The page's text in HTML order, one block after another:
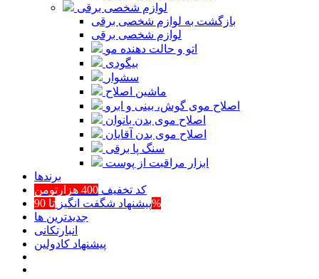
لوازم شخصی برقی
بازگشت به لوازم شخصی برقی
لوازم شخصی برقی
اتو و حالت دهنده مو
بیگودی
سشوار
ماشین اصلاح
اصلاح موی گوش، بینی و ابرو
اصلاح موی بدن بانوان
اصلاح موی بدن آقایان
سنگ پا برقی
ابزار مراقبت از پوست
برند‌ها
کد تخفیف 400 هزارتومن
پیشنهاد شگفت انگیزتا 90%
جدیدترین ها
انبارتکانی
پیشنهاد کادولین